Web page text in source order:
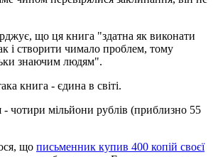
що ця книга "здатна як виконати
і створити чимало проблем, тому
знаючим людям".
книга - єдина в світі.
- чотири мільйони рублів (приблизно 55
що письменник купив 400 копій своєї